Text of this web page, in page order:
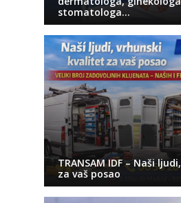
stomatologa…
TRANSAM IDF – Naši
za vaš posao